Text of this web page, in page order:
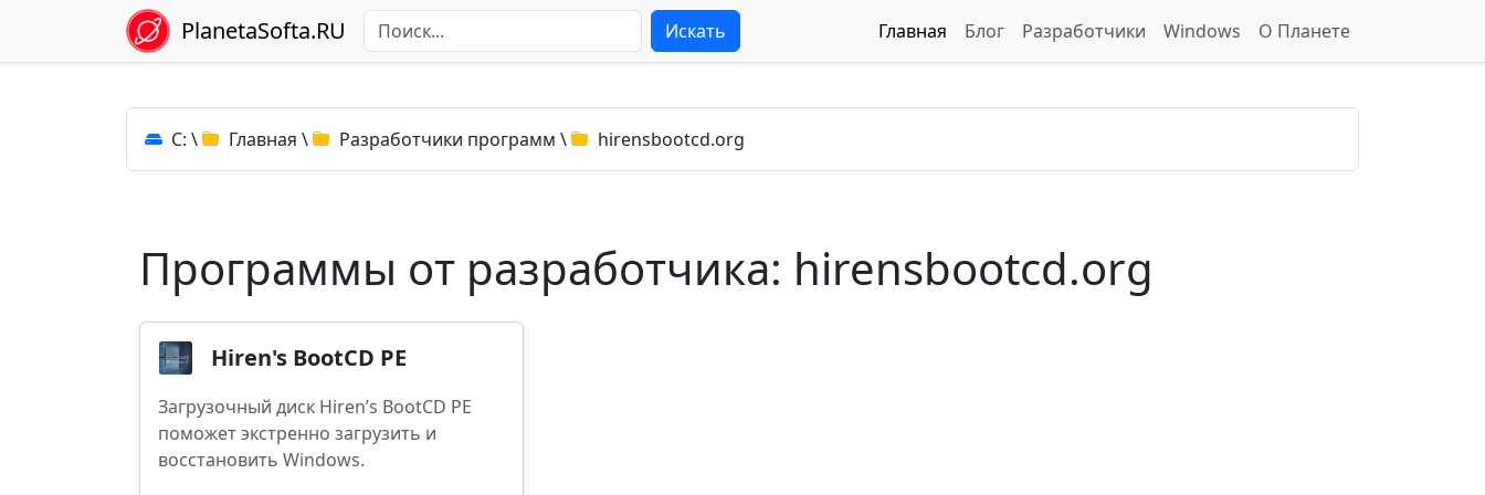
PlanetaSofta.RU Искать Главная Блог Разработчики Windows О Планете
C: \ Главная \ Разработчики программ \ hirensbootcd.org
Программы от разработчика: hirensbootcd.org
Hiren's BootCD PE
Загрузочный диск Hiren’s BootCD PE
поможет экстренно загрузить и
восстановить Windows.